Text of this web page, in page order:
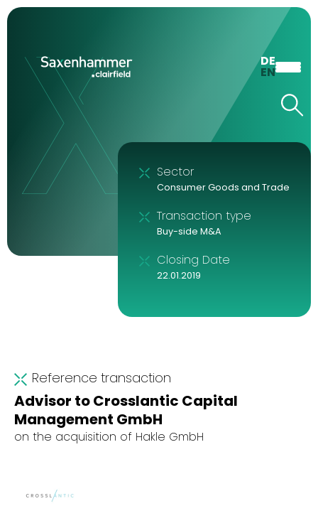
DE
EN
Reference transaction
Advisor to Crosslantic Capital
Management GmbH
on the acquisition of Hakle GmbH
Sector
Consumer Goods and Trade
Transaction type
Buy-side M&A
Closing Date
22.01.2019